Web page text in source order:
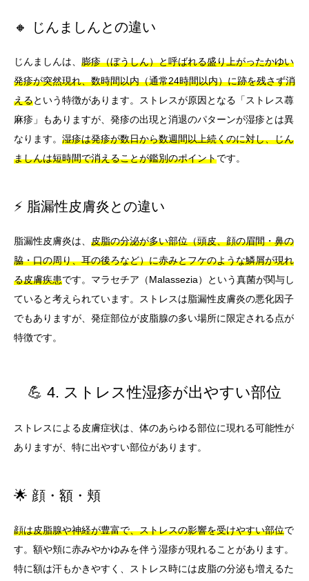
🔸 じんましんとの違い
じんましんは、 膨疹（ぼうしん）と呼ばれる盛り上がったかゆい
発疹が突然現れ、数時間以内（通常24時間以内）に跡を残さず消
えるという特徴があります。ストレスが原因となる「ストレス蕁
麻疹」もありますが、発疹の出現と消退のパターンが湿疹とは異
なります。 湿疹は発疹が数日から数週間以上続くのに対し、じん
ましんは短時間で消えることが鑑別のポイントです。
⚡ 脂漏性皮膚炎との違い
脂漏性皮膚炎は、 皮脂の分泌が多い部位（頭皮、顔の眉間・鼻の
脇・口の周り、耳の後ろなど）に赤みとフケのような鱗屑が現れ
る皮膚疾患です。マラセチア（Malassezia）という真菌が関与し
ていると考えられています。ストレスは脂漏性皮膚炎の悪化因子
でもありますが、発症部位が皮脂腺の多い場所に限定される点が
特徴です。
💪 4. ストレス性湿疹が出やすい部位
ストレスによる皮膚症状は、体のあらゆる部位に現れる可能性が
ありますが、特に出やすい部位があります。
🌟 顔・額・頬
顔は皮脂腺や神経が豊富で、ストレスの影響を受けやすい部位で
す。額や頬に赤みやかゆみを伴う湿疹が現れることがあります。
特に額は汗もかきやすく、ストレス時には皮脂の分泌も増えるた